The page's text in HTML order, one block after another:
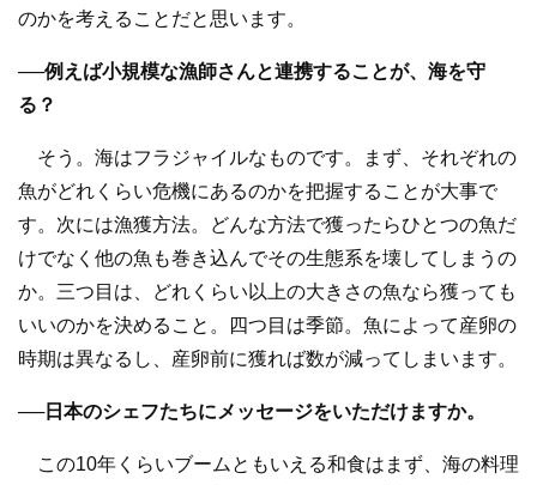
のかを考えることだと思います。
──例えば小規模な漁師さんと連携することが、海を守
る？
そう。海はフラジャイルなものです。まず、それぞれの
魚がどれくらい危機にあるのかを把握することが大事で
す。次には漁獲方法。どんな方法で獲ったらひとつの魚だ
けでなく他の魚も巻き込んでその生態系を壊してしまうの
か。三つ目は、どれくらい以上の大きさの魚なら獲っても
いいのかを決めること。四つ目は季節。魚によって産卵の
時期は異なるし、産卵前に獲れば数が減ってしまいます。
──日本のシェフたちにメッセージをいただけますか。
この10年くらいブームともいえる和食はまず、海の料理